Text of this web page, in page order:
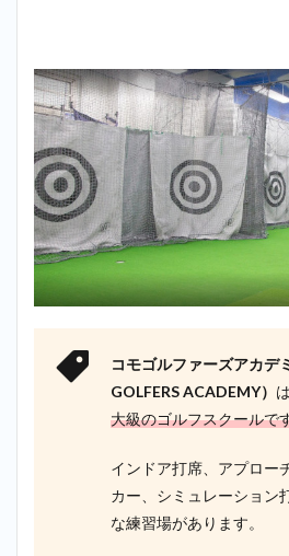
コモゴルファーズアカデ
GOLFERS ACADEMY） は
大級のゴルフスクールで
インドア打席、アプロー
カー、シミュレーション
な練習場があります。